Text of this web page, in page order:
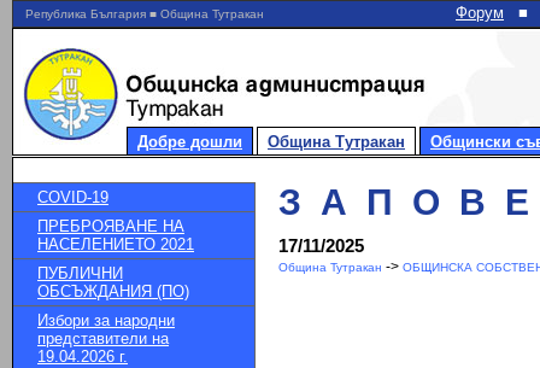
Република България ■ Община Тутракан Форум ■
Добре дошли Община Тутракан Общински
COVID-19
ПРЕБРОЯВАНЕ НА
НАСЕЛЕНИЕТО 2021
ПУБЛИЧНИ
ОБСЪЖДАНИЯ (ПО)
Избори за народни
представители на
19.04.2026 г.
З А П О В Е Д
17/11/2025
Община Тутракан -> ОБЩИНСКА